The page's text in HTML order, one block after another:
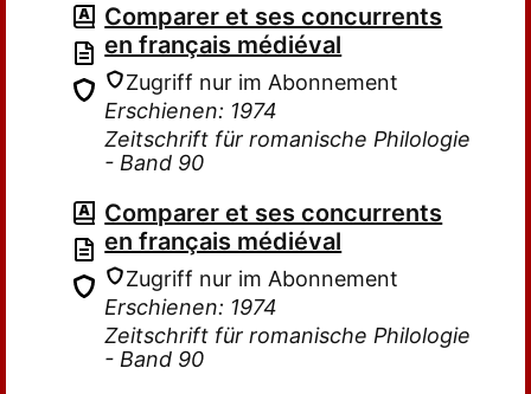
Comparer et ses concurrents
en français médiéval
Zugriff nur im Abonnement
Erschienen: 1974
Zeitschrift für romanische Philologie
- Band 90
Comparer et ses concurrents
en français médiéval
Zugriff nur im Abonnement
Erschienen: 1974
Zeitschrift für romanische Philologie
- Band 90